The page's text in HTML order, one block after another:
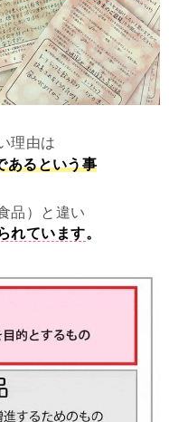
理由は
あるという事
品）と違い
れています。